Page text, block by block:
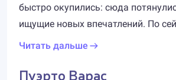
быстро окупились: сюда
ищущие новых впечатлений. По сей
Читать дальше
Пуэрто Варас